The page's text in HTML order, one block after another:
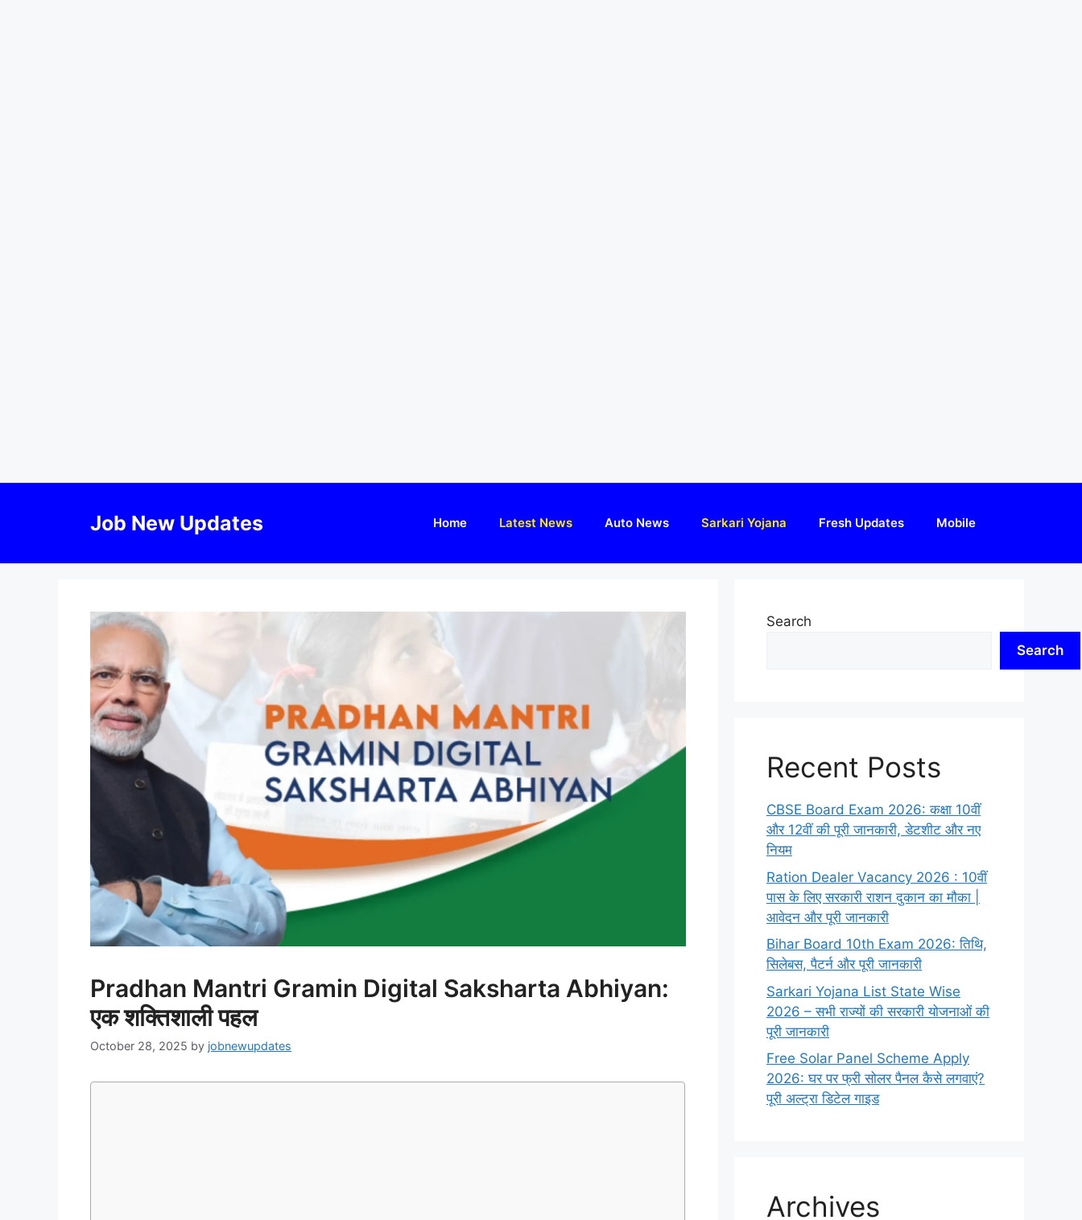
Job New Updates Home Latest News Auto News Sarkari Yojana Fresh Updates Mobile
Pradhan Mantri Gramin Digital Saksharta Abhiyan:
एक शक्तिशाली पहल
October 28, 2025 by jobnewupdates
Search
Search
Recent Posts
CBSE Board Exam 2026: कक्षा 10वीं
और 12वीं की पूरी जानकारी, डेटशीट और नए
नियम
Ration Dealer Vacancy 2026 : 10वीं
पास के लिए सरकारी राशन दुकान का मौका |
आवेदन और पूरी जानकारी
Bihar Board 10th Exam 2026: तिथि,
सिलेबस, पैटर्न और पूरी जानकारी
Sarkari Yojana List State Wise
2026 – सभी राज्यों की सरकारी योजनाओं की
पूरी जानकारी
Free Solar Panel Scheme Apply
2026: घर पर फ्री सोलर पैनल कैसे लगवाएं?
पूरी अल्ट्रा डिटेल गाइड
Archives